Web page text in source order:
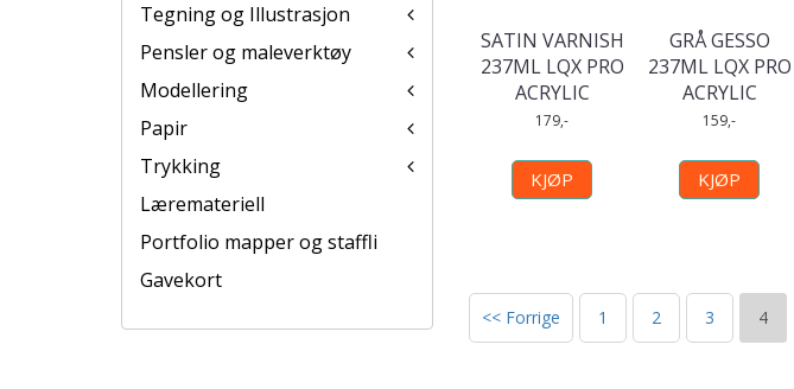
Tegning og Illustrasjon
Pensler og maleverktøy
Modellering
Papir
Trykking
Læremateriell
Portfolio mapper og staffli
Gavekort
SATIN VARNISH
237ML LQX PRO
ACRYLIC
179,-
KJØP
GRÅ GESSO
237ML LQX PRO
ACRYLIC
159,-
KJØP
<< Forrige 1 2 3 4